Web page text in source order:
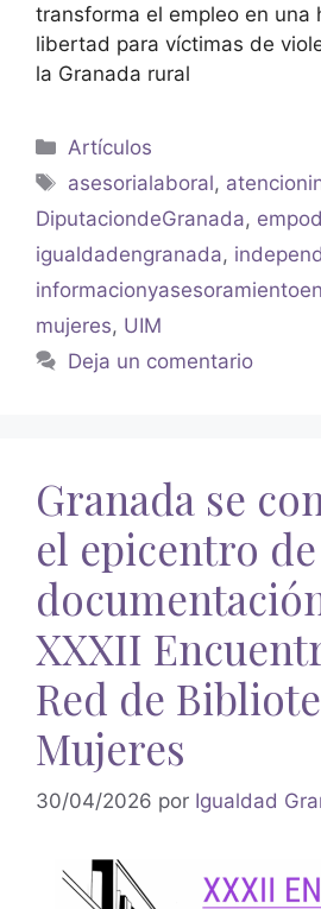
transforma el empleo en una
libertad para víctimas de
la Granada rural
Artículos
asesorialaboral,
DiputaciondeGranada,
igualdadengranada,
mujeres, UIM
Deja un comentario
Granada se
el epicentro
XXXII
Red de
Mujeres
30/04/2026 por Igualdad